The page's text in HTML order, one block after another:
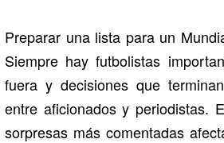
Preparar una lista para un
Siempre hay futbolistas
fuera y decisiones que
entre aficionados y periodistas.
sorpresas más comentadas